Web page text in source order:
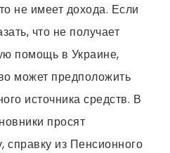
не имеет дохода. Если
что не получает
помощь в Украине,
может предположить
источника средств. В
просят
справку из Пенсионного